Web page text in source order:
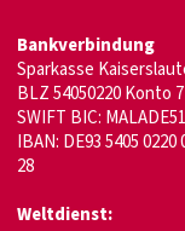
Bankverbindung
Sparkasse
BLZ 54050220 Konto
SWIFT BIC:
IBAN: DE93 5405 0220
28
Weltdienst: